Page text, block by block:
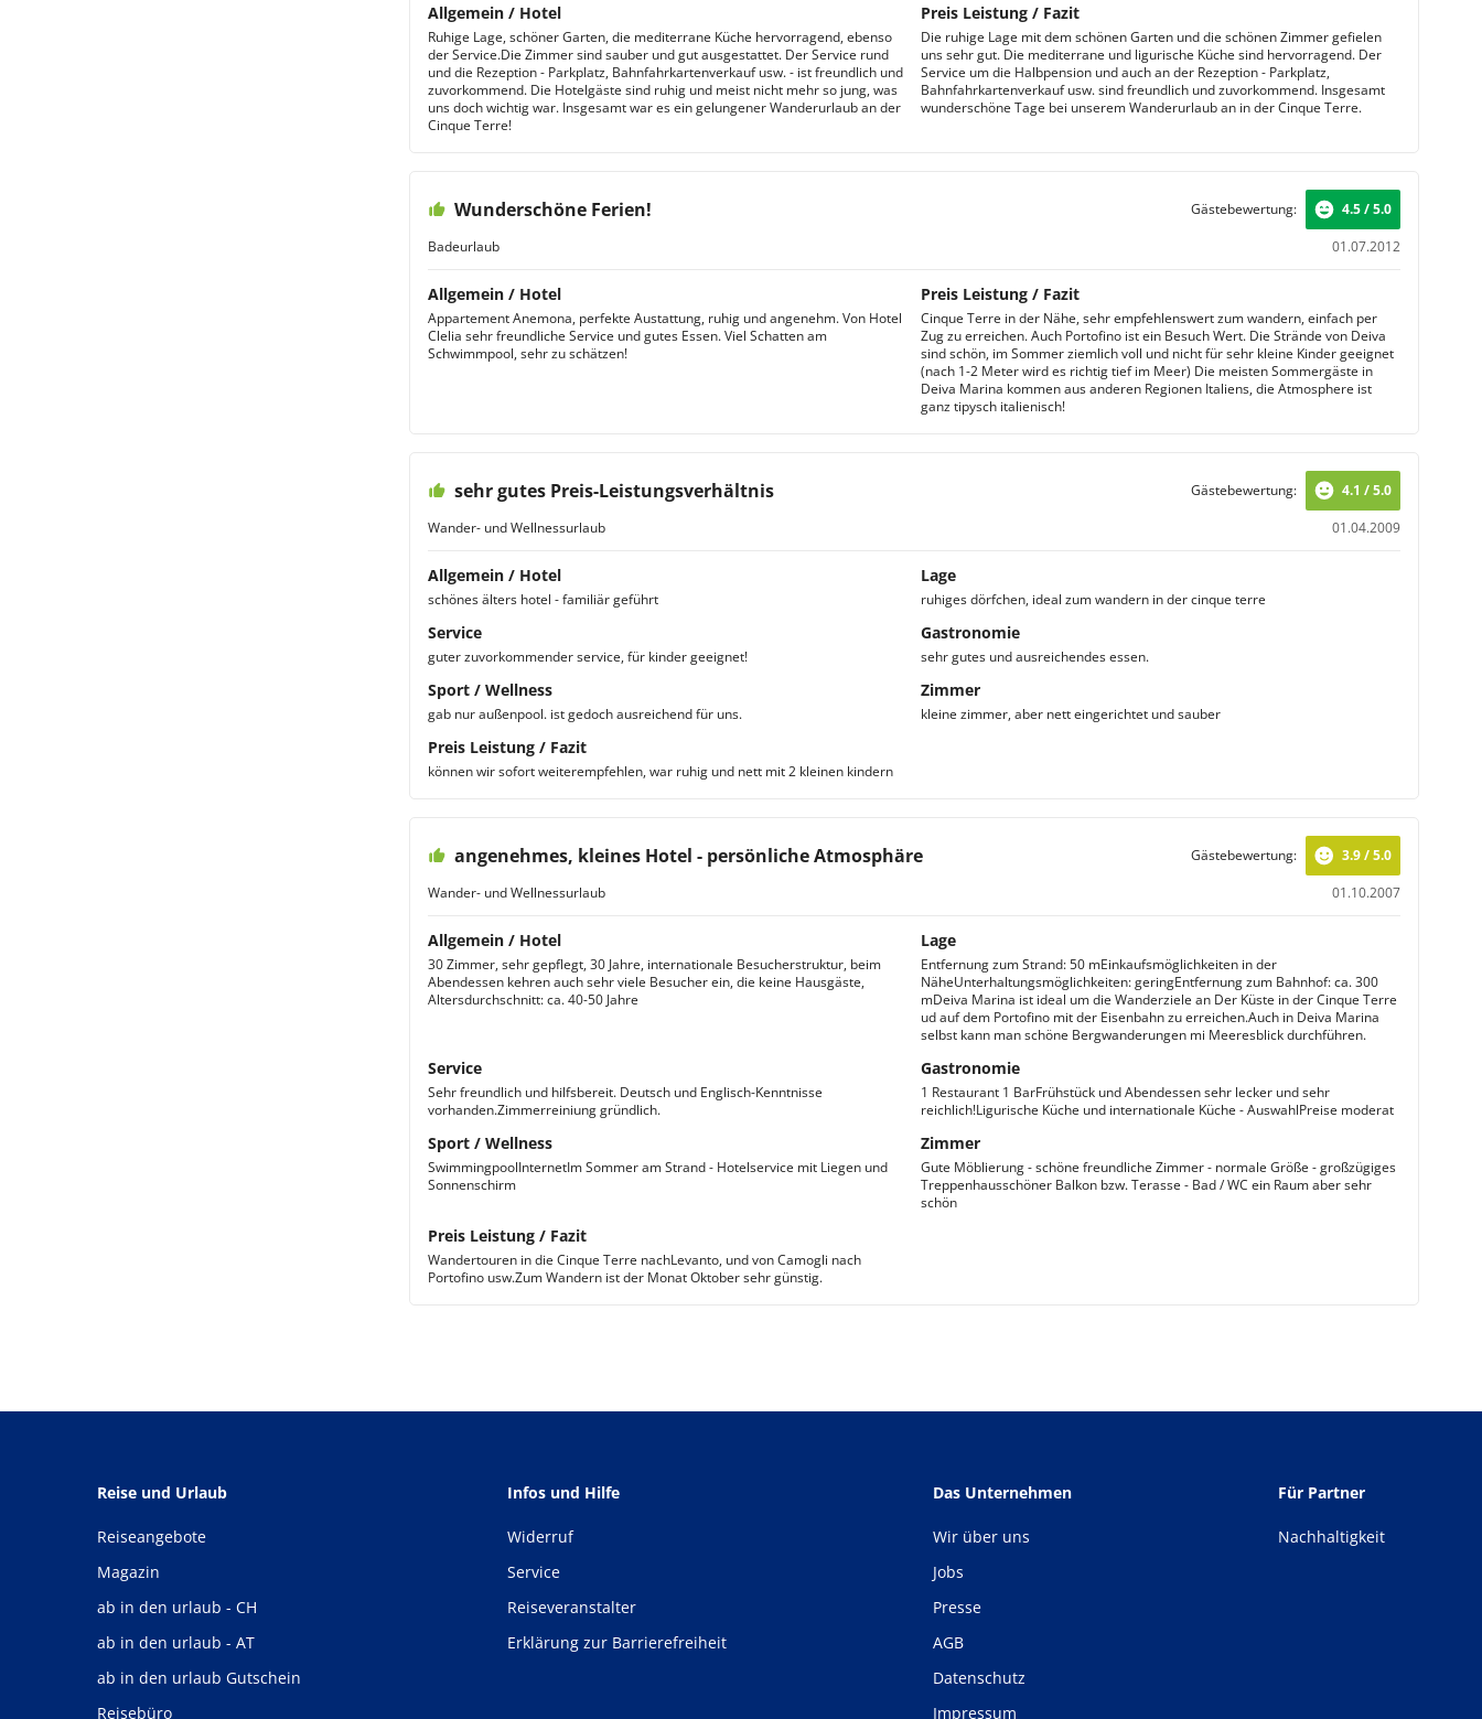
Allgemein / Hotel
Ruhige Lage, schöner Garten, die mediterrane Küche hervorragend, ebenso
der Service.Die Zimmer sind sauber und gut ausgestattet. Der Service rund
und die Rezeption - Parkplatz, Bahnfahrkartenverkauf usw. - ist freundlich und
zuvorkommend. Die Hotelgäste sind ruhig und meist nicht mehr so jung, was
uns doch wichtig war. Insgesamt war es ein gelungener Wanderurlaub an der
Cinque Terre!
Preis Leistung / Fazit
Die ruhige Lage mit dem schönen Garten und die schönen Zimmer gefielen
uns sehr gut. Die mediterrane und ligurische Küche sind hervorragend. Der
Service um die Halbpension und auch an der Rezeption - Parkplatz,
Bahnfahrkartenverkauf usw. sind freundlich und zuvorkommend. Insgesamt
wunderschöne Tage bei unserem Wanderurlaub an in der Cinque Terre.
Wunderschöne Ferien!
Badeurlaub 01.07.2012
Gästebewertung: 4.5 / 5.0
Allgemein / Hotel
Appartement Anemona, perfekte Austattung, ruhig und angenehm. Von Hotel
Clelia sehr freundliche Service und gutes Essen. Viel Schatten am
Schwimmpool, sehr zu schätzen!
Preis Leistung / Fazit
Cinque Terre in der Nähe, sehr empfehlenswert zum wandern, einfach per
Zug zu erreichen. Auch Portofino ist ein Besuch Wert. Die Strände von Deiva
sind schön, im Sommer ziemlich voll und nicht für sehr kleine Kinder geeignet
(nach 1-2 Meter wird es richtig tief im Meer) Die meisten Sommergäste in
Deiva Marina kommen aus anderen Regionen Italiens, die Atmosphere ist
ganz tipysch italienisch!
sehr gutes Preis-Leistungsverhältnis
Wander- und Wellnessurlaub 01.04.2009
Gästebewertung: 4.1 / 5.0
Allgemein / Hotel
schönes älters hotel - familiär geführt
Lage
ruhiges dörfchen, ideal zum wandern in der cinque terre
Service
guter zuvorkommender service, für kinder geeignet!
Gastronomie
sehr gutes und ausreichendes essen.
Sport / Wellness
gab nur außenpool. ist gedoch ausreichend für uns.
Zimmer
kleine zimmer, aber nett eingerichtet und sauber
Preis Leistung / Fazit
können wir sofort weiterempfehlen, war ruhig und nett mit 2 kleinen kindern
angenehmes, kleines Hotel - persönliche Atmosphäre
Wander- und Wellnessurlaub 01.10.2007
Gästebewertung: 3.9 / 5.0
Allgemein / Hotel
30 Zimmer, sehr gepflegt, 30 Jahre, internationale Besucherstruktur, beim
Abendessen kehren auch sehr viele Besucher ein, die keine Hausgäste,
Altersdurchschnitt: ca. 40-50 Jahre
Lage
Entfernung zum Strand: 50 mEinkaufsmöglichkeiten in der
NäheUnterhaltungsmöglichkeiten: geringEntfernung zum Bahnhof: ca. 300
mDeiva Marina ist ideal um die Wanderziele an Der Küste in der Cinque Terre
ud auf dem Portofino mit der Eisenbahn zu erreichen.Auch in Deiva Marina
selbst kann man schöne Bergwanderungen mi Meeresblick durchführen.
Service
Sehr freundlich und hilfsbereit. Deutsch und Englisch-Kenntnisse
vorhanden.Zimmerreiniung gründlich.
Gastronomie
1 Restaurant 1 BarFrühstück und Abendessen sehr lecker und sehr
reichlich!Ligurische Küche und internationale Küche - AuswahlPreise moderat
Sport / Wellness
SwimmingpoolInternetIm Sommer am Strand - Hotelservice mit Liegen und
Sonnenschirm
Zimmer
Gute Möblierung - schöne freundliche Zimmer - normale Größe - großzügiges
Treppenhausschöner Balkon bzw. Terasse - Bad / WC ein Raum aber sehr
schön
Preis Leistung / Fazit
Wandertouren in die Cinque Terre nachLevanto, und von Camogli nach
Portofino usw.Zum Wandern ist der Monat Oktober sehr günstig.
Reise und Urlaub
Reiseangebote
Magazin
ab in den urlaub - CH
ab in den urlaub - AT
ab in den urlaub Gutschein
Reisebüro
Infos und Hilfe
Widerruf
Service
Reiseveranstalter
Erklärung zur Barrierefreiheit
Das Unternehmen
Wir über uns
Jobs
Presse
AGB
Datenschutz
Impressum
Für Partner
Nachhaltigkeit